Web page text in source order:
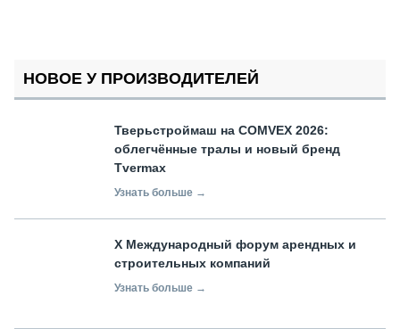
НОВОЕ У ПРОИЗВОДИТЕЛЕЙ
Тверьстроймаш на COMVEX 2026:
облегчённые тралы и новый бренд
Tvermax
Узнать больше →
X Международный форум арендных и
строительных компаний
Узнать больше →